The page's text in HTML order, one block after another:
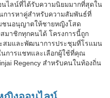
นไลน์ที่ได้รับความนิยมมากที่สุดใน
การหาคู่สำหรับความสัมพันธ์ที่
ชนอนุญาตให้ชายหญิงโสด
มาชิกทุกคนได้ โครงการนี้ถูก
สมและพัฒนาการประชุมที่โรแมน
นการแชทและเลือกผู้ใช้ที่คุณ
Regency สำหรับคนในท้องถิ่น